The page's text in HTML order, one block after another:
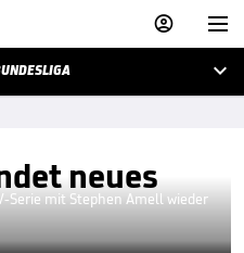



neues
Serie mit Stephen Amell wieder